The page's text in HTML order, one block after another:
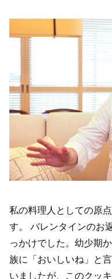
私の料理人としての原
す。 バレンタインのお
っかけでした。幼少期
族に「おいしいね」と
いましたが、このクッ